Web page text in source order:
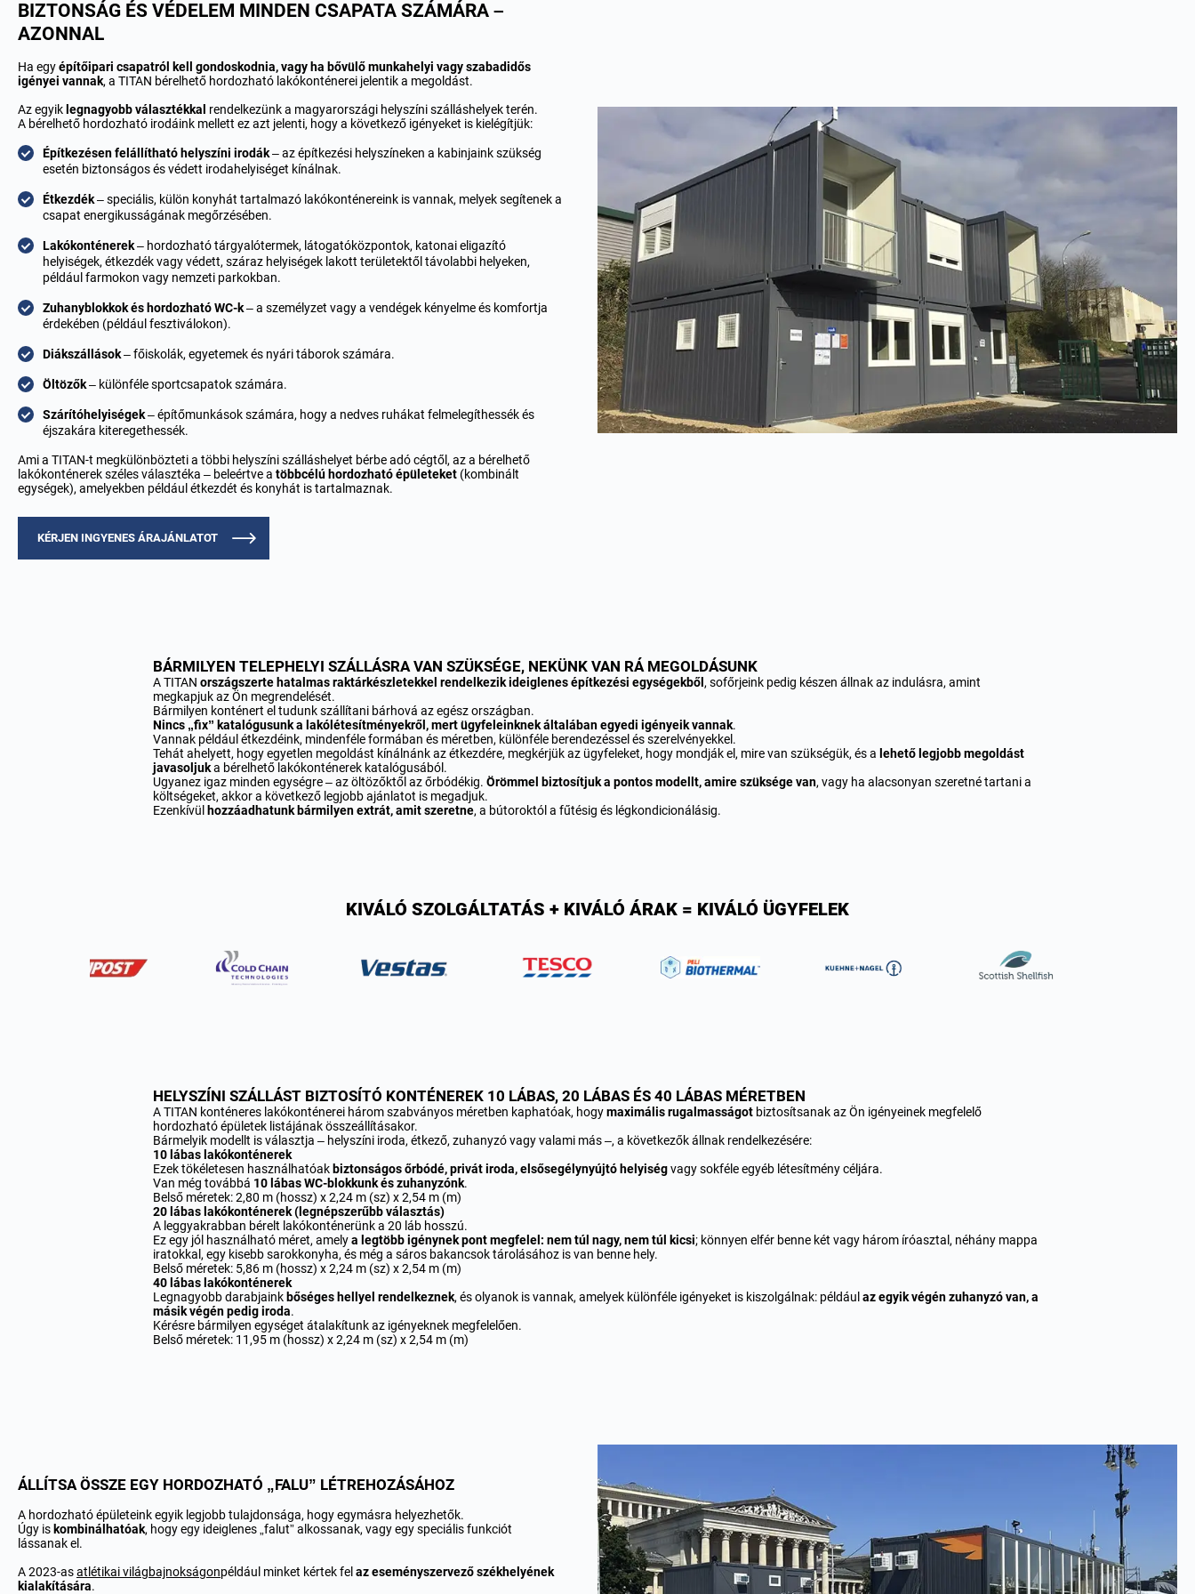
BIZTONSÁG ÉS VÉDELEM MINDEN CSAPATA SZÁMÁRA –
AZONNAL
Ha egyépítőipari csapatról kell gondoskodnia, vagy ha bővülő munkahelyi vagy szabadidős
igényei vannak, a TITAN bérelhető hordozható lakókonténerei jelentik a megoldást.
Az egyiklegnagyobb választékkal rendelkezünk a magyarországi helyszíni szálláshelyek terén.
A bérelhető hordozható irodáink mellett ez azt jelenti, hogy a következő igényeket is kielégítjük:
Építkezésen felállítható helyszíni irodák– az építkezési helyszíneken a kabinjaink szükség
esetén biztonságos és védett irodahelyiséget kínálnak.
Étkezdék– speciális, külön konyhát tartalmazó lakókonténereink is vannak, melyek segítenek a
csapat energikusságának megőrzésében.
Lakókonténerek– hordozható tárgyalótermek, látogatóközpontok, katonai eligazító
helyiségek, étkezdék vagy védett, száraz helyiségek lakott területektől távolabbi helyeken,
például farmokon vagy nemzeti parkokban.
Zuhanyblokkok és hordozható WC-k– a személyzet vagy a vendégek kényelme és komfortja
érdekében (például fesztiválokon).
Diákszállások– főiskolák, egyetemek és nyári táborok számára.
Öltözők– különféle sportcsapatok számára.
Szárítóhelyiségek– építőmunkások számára, hogy a nedves ruhákat felmelegíthessék és
éjszakára kiteregethessék.
Ami a TITAN-t megkülönbözteti a többi helyszíni szálláshelyet bérbe adó cégtől, az a bérelhető
lakókonténerek széles választéka – beleértve a többcélú hordozható épületeket (kombinált
egységek), amelyekben például étkezdét és konyhát is tartalmaznak.
KÉRJEN INGYENES ÁRAJÁNLATOT
BÁRMILYEN TELEPHELYI SZÁLLÁSRA VAN SZÜKSÉGE, NEKÜNK VAN RÁ MEGOLDÁSUNK
A TITAN országszerte hatalmas raktárkészletekkel rendelkezik ideiglenes építkezési egységekből, sofőrjeink pedig készen állnak az indulásra, amint
megkapjuk az Ön megrendelését.
Bármilyen konténert el tudunk szállítani bárhová az egész országban.
Nincs „fix” katalógusunk a lakólétesítményekről, mert ügyfeleinknek általában egyedi igényeik vannak.
Vannak például étkezdéink, mindenféle formában és méretben, különféle berendezéssel és szerelvényekkel.
Tehát ahelyett, hogy egyetlen megoldást kínálnánk az étkezdére, megkérjük az ügyfeleket, hogy mondják el, mire van szükségük, és a lehető legjobb megoldást
javasoljuka bérelhető lakókonténerek katalógusából.
Ugyanez igaz minden egységre – az öltözőktől az őrbódékig. Örömmel biztosítjuk a pontos modellt, amire szüksége van, vagy ha alacsonyan szeretné tartani a
költségeket, akkor a következő legjobb ajánlatot is megadjuk.
Ezenkívülhozzáadhatunk bármilyen extrát, amit szeretne, a bútoroktól a fűtésig és légkondicionálásig.
KIVÁLÓ SZOLGÁLTATÁS + KIVÁLÓ ÁRAK = KIVÁLÓ ÜGYFELEK
HELYSZÍNI SZÁLLÁST BIZTOSÍTÓ KONTÉNEREK 10 LÁBAS, 20 LÁBAS ÉS 40 LÁBAS MÉRETBEN
A TITAN konténeres lakókonténerei három szabványos méretben kaphatóak, hogymaximális rugalmasságot biztosítsanak az Ön igényeinek megfelelő
hordozható épületek listájának összeállításakor.
Bármelyik modellt is választja – helyszíni iroda, étkező, zuhanyzó vagy valami más –, a következők állnak rendelkezésére:
10 lábas lakókonténerek
Ezek tökéletesen használhatóakbiztonságos őrbódé, privát iroda, elsősegélynyújtó helyiségvagy sokféle egyéb létesítmény céljára.
Van még továbbá 10 lábas WC-blokkunk és zuhanyzónk.
Belső méretek: 2,80 m (hossz) x 2,24 m (sz) x 2,54 m (m)
20 lábas lakókonténerek (legnépszerűbb választás)
A leggyakrabban bérelt lakókonténerünk a 20 láb hosszú.
Ez egy jól használható méret, amelya legtöbb igénynek pont megfelel: nem túl nagy, nem túl kicsi; könnyen elfér benne két vagy három íróasztal, néhány mappa
iratokkal, egy kisebb sarokkonyha, és még a sáros bakancsok tárolásához is van benne hely.
Belső méretek: 5,86 m (hossz) x 2,24 m (sz) x 2,54 m (m)
40 lábas lakókonténerek
Legnagyobb darabjainkbőséges hellyel rendelkeznek, és olyanok is vannak, amelyek különféle igényeket is kiszolgálnak: példáulaz egyik végén zuhanyzó van, a
másik végén pedig iroda.
Kérésre bármilyen egységet átalakítunk az igényeknek megfelelően.
Belső méretek: 11,95 m (hossz) x 2,24 m (sz) x 2,54 m (m)
ÁLLÍTSA ÖSSZE EGY HORDOZHATÓ „FALU” LÉTREHOZÁSÁHOZ
A hordozható épületeink egyik legjobb tulajdonsága, hogy egymásra helyezhetők.
Úgy is kombinálhatóak, hogy egy ideiglenes „falut” alkossanak, vagy egy speciális funkciót
lássanak el.
A 2023-asatlétikai világbajnokságonpéldául minket kértek fel az eseményszervező székhelyének
kialakítására.